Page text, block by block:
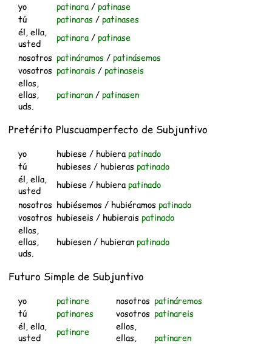
yo patinara /patinase
tú
patinaras /patinases
él, ella,
usted
patinara /patinase
nosotros patináramos /patinásemos
vosotros patinarais /patinaseis
ellos,
ellas,
uds.
patinaran /patinasen
Pretérito Pluscuamperfecto de Subjuntivo
yo hubiese / hubiera patinado
tú
hubieses / hubieras patinado
él, ella,
usted
hubiese / hubiera patinado
nosotros hubiésemos / hubiéramos patinado
vosotros hubieseis / hubierais patinado
ellos,
ellas,
uds.
hubiesen / hubieran patinado
Futuro Simple de Subjuntivo
yo
patinare
tú
patinares
él, ella,
usted
patinare
nosotros patináremos
vosotros patinareis
ellos,
ellas,
patinaren